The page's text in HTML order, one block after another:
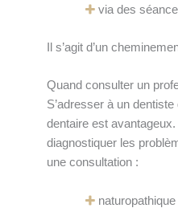
via des
Il s’agit d’un
Quand consulter un
S’adresser à un
dentaire est
diagnostiquer les
une consultation :
naturopathique